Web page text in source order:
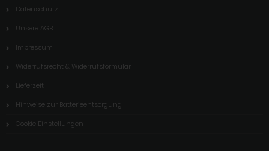
Datenschutz
Unsere AGB
Impressum
Widerrufsrecht & Widerrufsformular
Lieferzeit
Hinweise zur Batterieentsorgung
Cookie Einstellungen